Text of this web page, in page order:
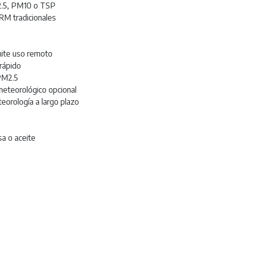
PM10 o TSP
tradicionales
uso remoto
opcional
a largo plazo
o aceite